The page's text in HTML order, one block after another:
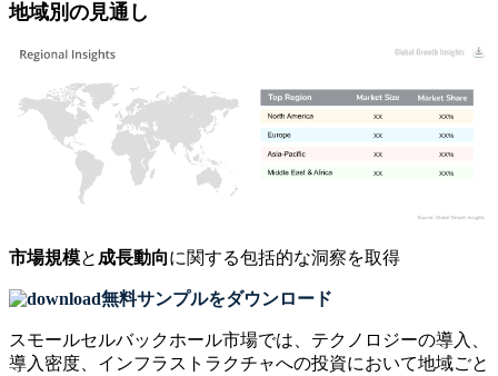
地域別の見通し
XX%
XX
XX%
XX
XX%
XX
XX%
XX
市場規模と 成長動向に関する包括的な洞察を取得
無料サンプルをダウンロード
スモールセルバックホール市場では、テクノロジーの導入、
導入密度、インフラストラクチャへの投資において地域ごと